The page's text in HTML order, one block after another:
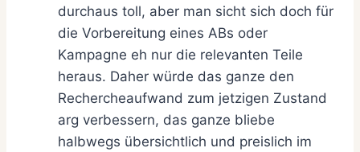
durchaus toll, aber man sicht sich doch für
die Vorbereitung eines ABs oder
Kampagne eh nur die relevanten Teile
heraus. Daher würde das ganze den
Rechercheaufwand zum jetzigen Zustand
arg verbessern, das ganze bliebe
halbwegs übersichtlich und preislich im